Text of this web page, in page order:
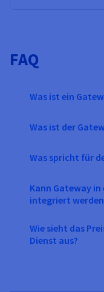
FAQ
Was ist ein
Was ist der
Was spricht für
Kann Gateway
integriert
Wie sieht das
Dienst aus?